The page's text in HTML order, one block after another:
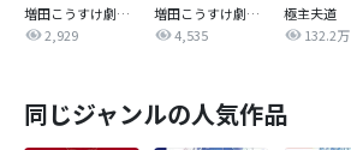
増田こうすけ劇場 ギャグマンガ日和GB
2,929
増田こうすけ劇場 ギャグマンガ日和
4,535
極主夫道
132.2万
同じジャンルの人気作品